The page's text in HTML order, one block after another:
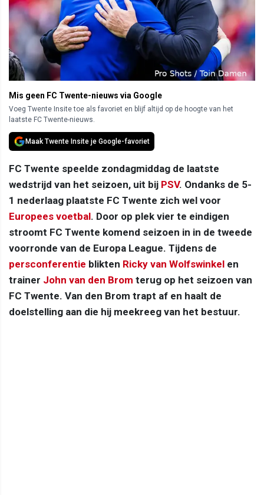
Mis geen FC Twente-nieuws via Google
Voeg Twente Insite toe als favoriet en blijf altijd op de hoogte van het
laatste FC Twente-nieuws.
Maak Twente Insite je Google-favoriet
FC Twente speelde zondagmiddag de laatste
wedstrijd van het seizoen, uit bij PSV. Ondanks de 5-
1 nederlaag plaatste FC Twente zich wel voor
Europees voetbal. Door op plek vier te eindigen
stroomt FC Twente komend seizoen in in de tweede
voorronde van de Europa League. Tijdens de
persconferentie blikten Ricky van Wolfswinkel en
trainer John van den Brom terug op het seizoen van
FC Twente. Van den Brom trapt af en haalt de
doelstelling aan die hij meekreeg van het bestuur.